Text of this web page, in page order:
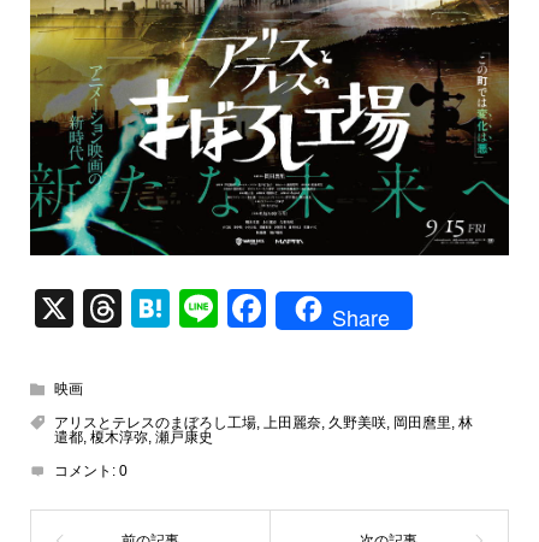
X T
a
d
s
H
n
Li F
e
o
Share
映画
アリスとテレスのまぼろし工場, 上田麗奈, 久野美咲, 岡田麿里 林
遣都, 榎木淳弥, 瀬戸康史
コメント: 0